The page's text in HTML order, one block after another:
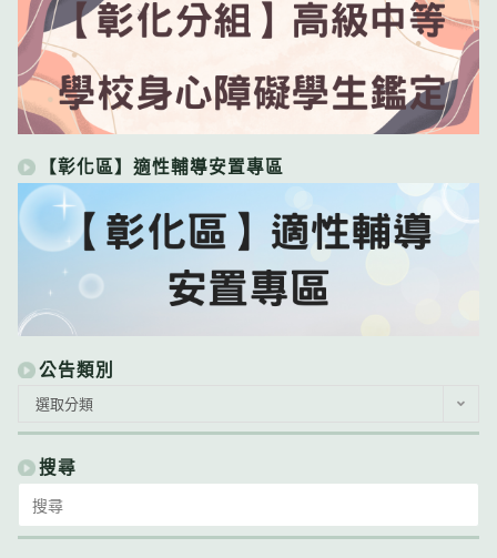
【彰化區】適性輔導安置專區
公告類別
類
別
選取分類
搜尋
for: